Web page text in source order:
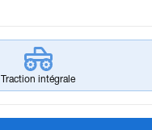
Traction intégrale